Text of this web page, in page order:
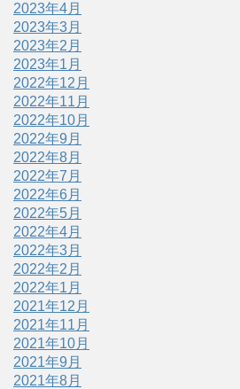
2023年4月
2023年3月
2023年2月
2023年1月
2022年12月
2022年11月
2022年10月
2022年9月
2022年8月
2022年7月
2022年6月
2022年5月
2022年4月
2022年3月
2022年2月
2022年1月
2021年12月
2021年11月
2021年10月
2021年9月
2021年8月